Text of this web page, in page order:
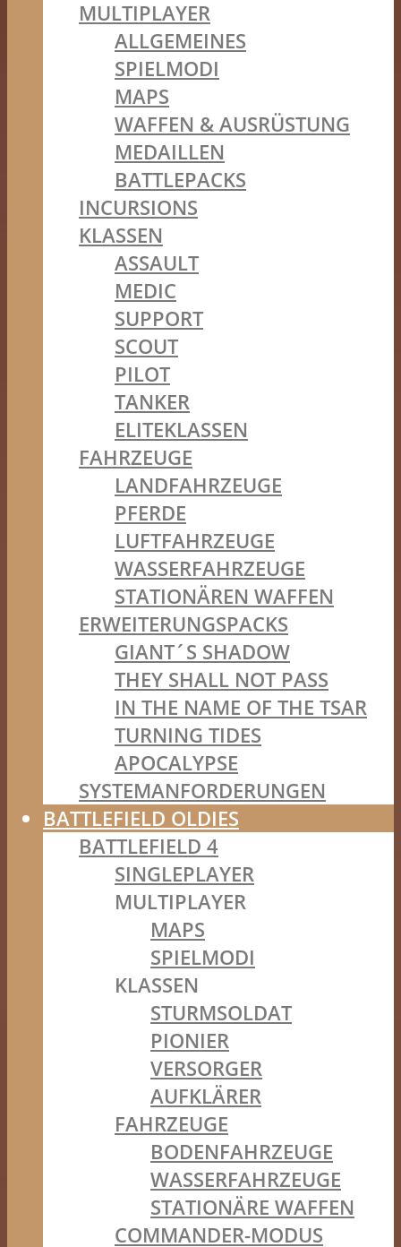
MULTIPLAYER
ALLGEMEINES
SPIELMODI
MAPS
WAFFEN & AUSRÜSTUNG
MEDAILLEN
BATTLEPACKS
INCURSIONS
KLASSEN
ASSAULT
MEDIC
SUPPORT
SCOUT
PILOT
TANKER
ELITEKLASSEN
FAHRZEUGE
LANDFAHRZEUGE
PFERDE
LUFTFAHRZEUGE
WASSERFAHRZEUGE
STATIONÄREN WAFFEN
ERWEITERUNGSPACKS
GIANT´S SHADOW
THEY SHALL NOT PASS
IN THE NAME OF THE TSAR
TURNING TIDES
APOCALYPSE
SYSTEMANFORDERUNGEN
BATTLEFIELD OLDIES
BATTLEFIELD 4
SINGLEPLAYER
MULTIPLAYER
MAPS
SPIELMODI
KLASSEN
STURMSOLDAT
PIONIER
VERSORGER
AUFKLÄRER
FAHRZEUGE
BODENFAHRZEUGE
WASSERFAHRZEUGE
STATIONÄRE WAFFEN
COMMANDER-MODUS